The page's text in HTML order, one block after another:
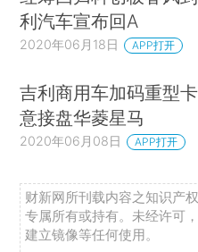
利汽车宣布回A
2020年06月18日 APP打开
吉利商用车加码重型
意接盘华菱星马
2020年06月08日 APP打开
财新网所刊载内容之知识产
专属所有或持有。未经许可
建立镜像等任何使用。